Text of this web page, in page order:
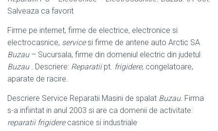
Salveaza ca favorit
Firme pe internet, firme de electrice, electronice si
electrocasnice, servicesi firme de antene auto Arctic SA
Buzau– Sucursala, firme din domeniul electric din judetul
Buzau. Descriere: Reparatiipt. frigidere, congelatoare,
aparate de racire.
Descriere Service Reparatii Masini de spalat Buzau. Firma
s-a infiintat in anul 2003 si are ca domenii de activitate:
reparatii frigiderecasnice si industriale